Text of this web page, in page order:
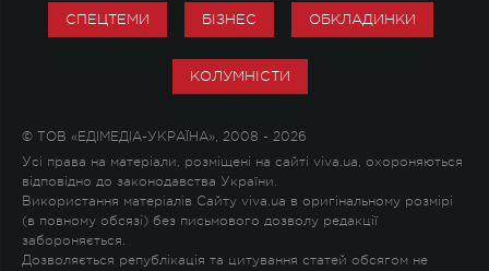
СПЕЦТЕМИ БІЗНЕС ОБКЛАДИНКИ
КОЛУМНІСТИ
© ТОВ «ЕДІМЕДІА-УКРАЇНА», 2008 - 2026
Усі права на матеріали, розміщені на сайті viva.ua, охороняються
відповідно до законодавства України.
Використання матеріалів Сайту viva.ua в оригінальному розмірі
(в повному обсязі) без письмового дозволу редакції
забороняється.
Дозволяється републікація та цитування статей обсягом не